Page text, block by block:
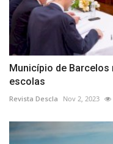
Município de
escolas
Revista Descla Nov 2, 2023